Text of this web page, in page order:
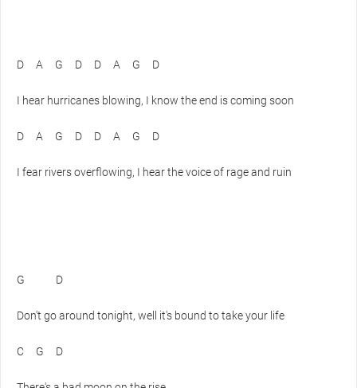
D A G D D A G D
I hear hurricanes blowing, I know the end is coming soon
D A G D D A G D
I fear rivers overflowing, I hear the voice of rage and ruin
G D
Don't go around tonight, well it's bound to take your life
C G D